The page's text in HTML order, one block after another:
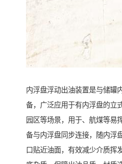
内浮盘浮动出油装置是与储罐
备，广泛应用于有内浮盘的立
园区等场景，用于、航煤等易
备与内浮盘同步连接，随内浮
口贴近油面，有效减少介质挥